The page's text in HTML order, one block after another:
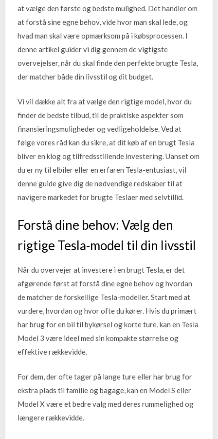
at vælge den første og bedste mulighed. Det handler om
at forstå sine egne behov, vide hvor man skal lede, og
hvad man skal være opmærksom på i købsprocessen. I
denne artikel guider vi dig gennem de vigtigste
overvejelser, når du skal finde den perfekte brugte Tesla,
der matcher både din livsstil og dit budget.
Vi vil dække alt fra at vælge den rigtige model, hvor du
finder de bedste tilbud, til de praktiske aspekter som
finansieringsmuligheder og vedligeholdelse. Ved at
følge vores råd kan du sikre, at dit køb af en brugt Tesla
bliver en klog og tilfredsstillende investering. Uanset om
du er ny til elbiler eller en erfaren Tesla-entusiast, vil
denne guide give dig de nødvendige redskaber til at
navigere markedet for brugte Teslaer med selvtillid.
Forstå dine behov: Vælg den
rigtige Tesla-model til din livsstil
Når du overvejer at investere i en brugt Tesla, er det
afgørende først at forstå dine egne behov og hvordan
de matcher de forskellige Tesla-modeller. Start med at
vurdere, hvordan og hvor ofte du kører. Hvis du primært
har brug for en bil til bykørsel og korte ture, kan en Tesla
Model 3 være ideel med sin kompakte størrelse og
effektive rækkevidde.
For dem, der ofte tager på lange ture eller har brug for
ekstra plads til familie og bagage, kan en Model S eller
Model X være et bedre valg med deres rummelighed og
længere rækkevidde.